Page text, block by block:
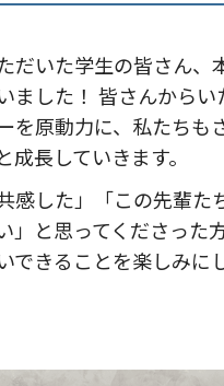
だいた学生の皆さん、
ました！ 皆さんから
を原動力に、私たちも
成長していきます。
感した」「この先輩た
」と思ってくださった
できることを楽しみに